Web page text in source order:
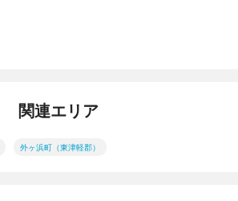
関連エリア
外ヶ浜町（東津軽郡）